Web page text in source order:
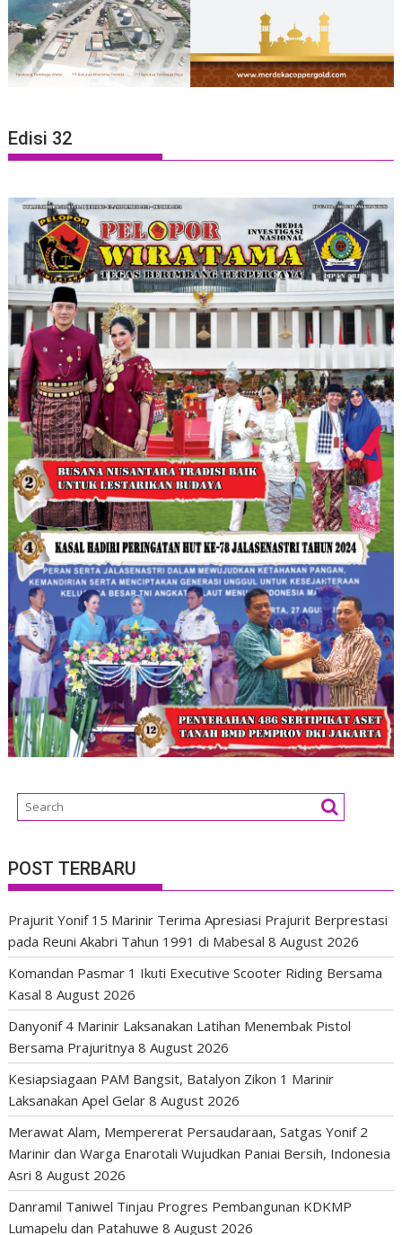
Edisi 32
POST TERBARU
Prajurit Yonif 15 Marinir Terima Apresiasi Prajurit Berprestasi
pada Reuni Akabri Tahun 1991 di Mabesal 8 August 2026
Komandan Pasmar 1 Ikuti Executive Scooter Riding Bersama
Kasal 8 August 2026
Danyonif 4 Marinir Laksanakan Latihan Menembak Pistol
Bersama Prajuritnya 8 August 2026
Kesiapsiagaan PAM Bangsit, Batalyon Zikon 1 Marinir
Laksanakan Apel Gelar 8 August 2026
Merawat Alam, Mempererat Persaudaraan, Satgas Yonif 2
Marinir dan Warga Enarotali Wujudkan Paniai Bersih, Indonesia
Asri 8 August 2026
Danramil Taniwel Tinjau Progres Pembangunan KDKMP
Lumapelu dan Patahuwe 8 August 2026